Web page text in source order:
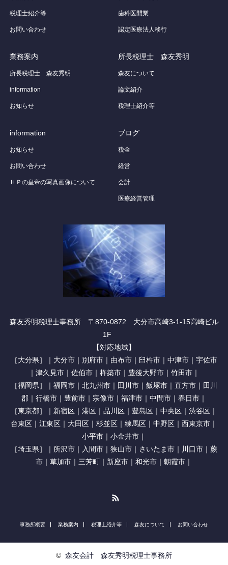
税理士紹介等
お問い合わせ
歯科医開業
認定医療法人移行
業務案内
所長税理士 森友秀明
information
お知らせ
所長税理士 森友秀明
森友について
論文紹介
税理士紹介等
information
お知らせ
お問い合わせ
ＨＰの皇帝の写真画像について
ブログ
税金
経営
会計
医療経営管理
森友秀明税理士事務所 〒870-0872 大分市高崎3-1-15高崎ビル
1F
【対応地域】
［大分県］｜大分市｜別府市｜由布市｜臼杵市｜中津市｜宇佐市
｜津久見市｜佐伯市｜杵築市｜豊後大野市｜竹田市｜
［福岡県］｜福岡市｜北九州市｜田川市｜飯塚市｜直方市｜田川
郡｜行橋市｜豊前市｜宗像市｜福津市｜中間市｜春日市｜
［東京都］｜新宿区｜港区｜品川区｜豊島区｜中央区｜渋谷区｜
台東区｜江東区｜大田区｜杉並区｜練馬区｜中野区｜西東京市｜
小平市｜小金井市｜
［埼玉県］｜所沢市｜入間市｜狭山市｜さいたま市｜川口市｜蕨
市｜草加市｜三芳町｜新座市｜和光市｜朝霞市｜
事務所概要 業務案内 税理士紹介等 森友について お問い合わせ
© 森友会計 森友秀明税理士事務所